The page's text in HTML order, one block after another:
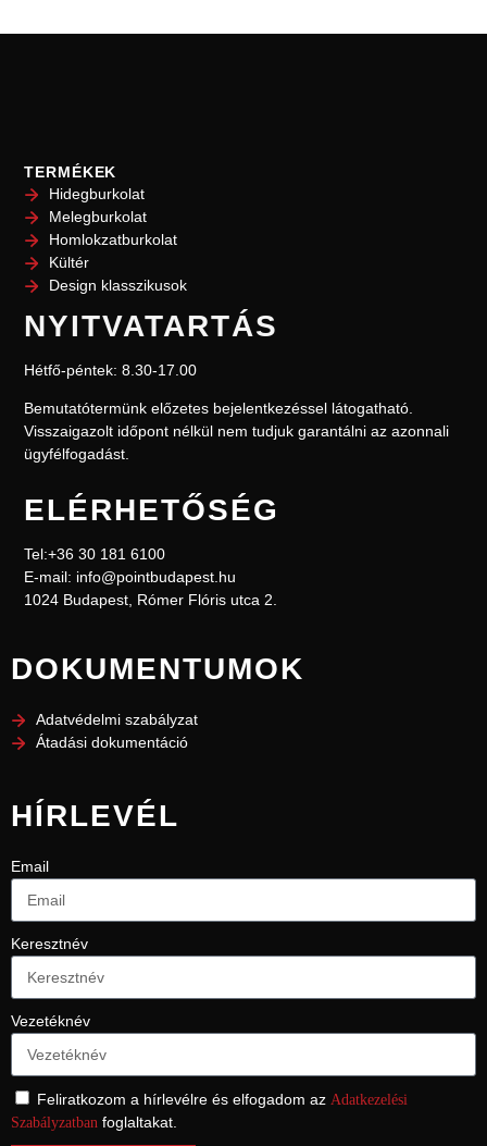
TERMÉKEK
Hidegburkolat
Melegburkolat
Homlokzatburkolat
Kültér
Design klasszikusok
NYITVATARTÁS
Hétfő-péntek: 8.30-17.00
Bemutatótermünk előzetes bejelentkezéssel látogatható.
Visszaigazolt időpont nélkül nemtudjuk garantálni az azonnali
ügyfélfogadást.
ELÉRHETŐSÉG
Tel:+36 30 181 6100
E-mail: info@pointbudapest.hu
1024 Budapest, Rómer Flóris utca 2.
DOKUMENTUMOK
Adatvédelmi szabályzat
Átadási dokumentáció
HÍRLEVÉL
Email
Keresztnév
Vezetéknév
Feliratkozom a hírlevélre és elfogadom az Adatkezelési
Szabályzatban foglaltakat.